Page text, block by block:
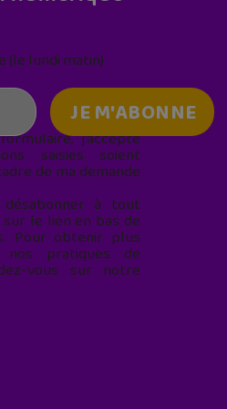
(le lundi matin)
j’accepte
saisies soient
de ma demande
à tout
le lien en bas de
Pour obtenir plus
nos pratiques de
vous sur notre